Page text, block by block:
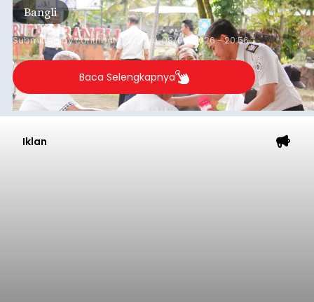
Bangli
Submitted bycontributor Thu, 08/06/2026 - 20:56
Baca Selengkapnya
Iklan